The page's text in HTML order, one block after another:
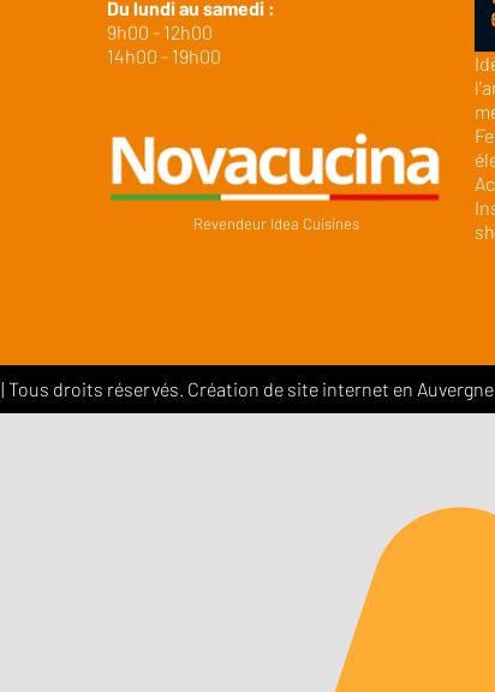
Du lundi au samedi :
9h00 - 12h00
14h00 - 19h00
Revendeur Idea Cuisines
| Tous droits réservés. Création de site internet en